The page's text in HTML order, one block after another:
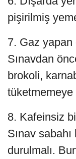
pişirilmiş
7. Gaz yapan
Sınavdan
brokoli,
8. Kafeinsiz
Sınav
durulmalı.